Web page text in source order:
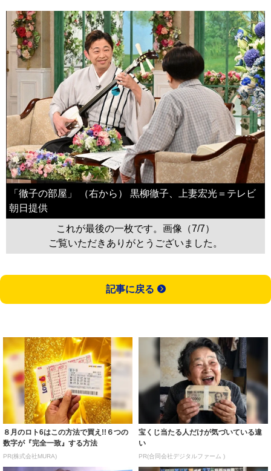
「徹子の部屋」 （右から） 黒柳徹子、上妻宏光＝テレビ
朝日提供
これが最後の一枚です。画像（7/7）
ご覧いただきありがとうございました。
記事に戻る
８月のロト6はこの方法で買え!!６つの
数字が『完全一致』する方法
PR(株式会社MURA)
宝くじ当たる人だけが気づいている違
い
PR(合同会社デジタルファーム )